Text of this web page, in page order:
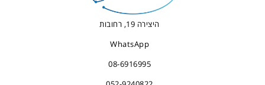
היצירה 19, רחובות
WhatsApp
08-6916995